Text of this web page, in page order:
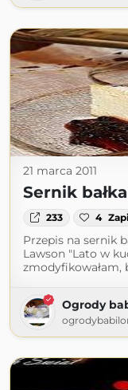
21 marca 2011
Sernik
233 4
Przepis na sernik
Lawson "Lato w
zmodyfikowałam,
Ogrody